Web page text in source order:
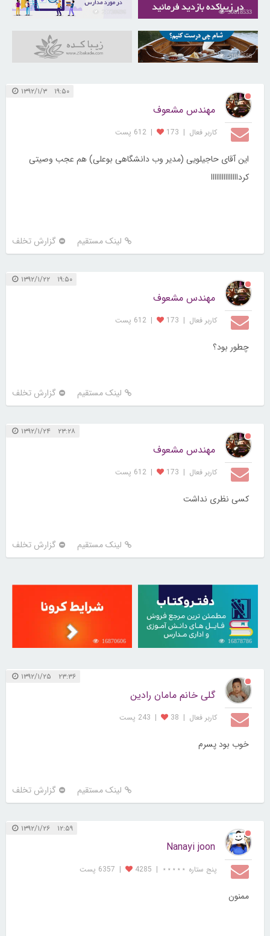
30818533
31042558
۱۹:۵۰ ۱۳۹۲/۱/۳
مهندس مشعوف
کاربر فعال |
173
| 612 پست
این آقای حاجیلویی (مدیر وب دانشگاهی بوعلی) هم عجب وصیتی
کردااااااااااااااا
لینک مستقیم گزارش تخلف
۱۹:۵۰ ۱۳۹۲/۱/۲۲
مهندس مشعوف
کاربر فعال |
173
| 612 پست
چطور بود؟
لینک مستقیم گزارش تخلف
۲۳:۲۸ ۱۳۹۲/۱/۲۴
مهندس مشعوف
کاربر فعال |
173
| 612 پست
کسی نظری نداشت
لینک مستقیم گزارش تخلف
16878786
16870606
۲۳:۳۶ ۱۳۹۲/۱/۲۵
گلی خانم مامان رادین
کاربر فعال |
38
| 243 پست
خوب بود پسرم
لینک مستقیم گزارش تخلف
۱۲:۵۹ ۱۳۹۲/۱/۲۶
Nanayi joon
پنج ستاره ⋆⋆⋆⋆⋆ |
4285
| 6357 پست
ممنون